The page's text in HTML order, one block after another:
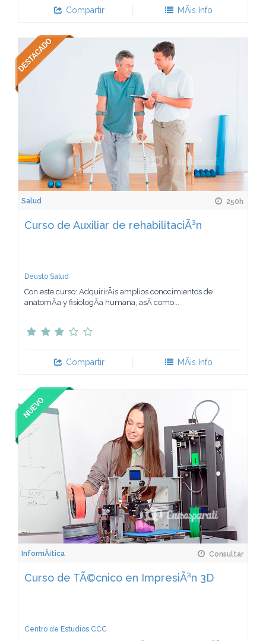
Compartir MÃ¡s Info
Salud 250h
Curso de Auxiliar de rehabilitaciÃ³n
Deusto Salud
Con este curso: AdquirirÃ¡s amplios conocimientos de
anatomÃ­a y fisiologÃ­a humana, asÃ­ como...
Compartir MÃ¡s Info
InformÃ¡tica Consultar
Curso de TÃ©cnico en ImpresiÃ³n 3D
Centro de Estudios CCC